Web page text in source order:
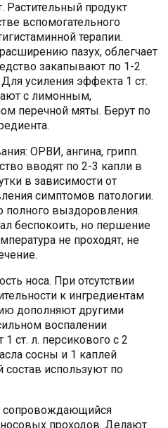
Растительный продукт
вспомогательного
терапии.
пазух, облегчает
закапывают по 1-2
усиления эффекта 1 ст.
с лимонным,
перечной мяты. Берут по
ОРВИ, ангина, грипп.
вводят по 2-3 капли в
в зависимости от
симптомов патологии.
полного выздоровления.
беспокоить, но першение
не проходят, не
носа. При отсутствии
к ингредиентам
дополняют другими
воспалении
ст. л. персикового с 2
сосны и 1 каплей
используют по
сопровождающийся
проходов. Делают